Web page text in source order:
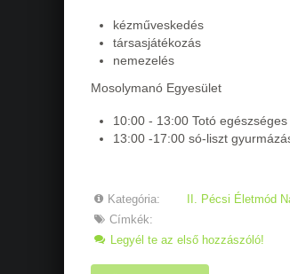
kézműveskedés
társasjátékozás
nemezelés
Mosolymanó Egyesület
10:00 - 13:00 Totó
13:00 -17:00 só-liszt
Kategória:
II. Pécsi Életmód
Címkék:
Legyél te az első hozzászóló!